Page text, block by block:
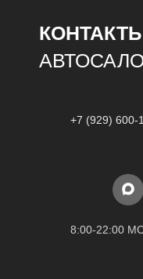
+7 (929) 600-
8:00-22:00